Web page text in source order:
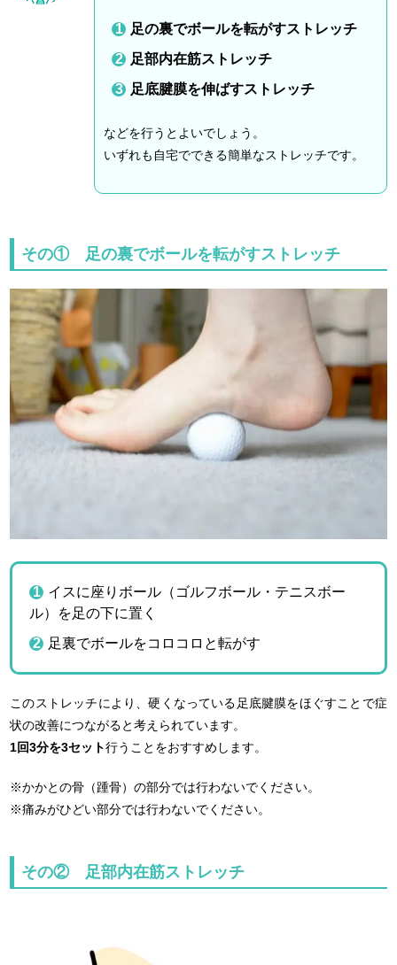
足の裏でボールを転がすストレッチ
足部内在筋ストレッチ
足底腱膜を伸ばすストレッチ
などを行うとよいでしょう。
いずれも自宅でできる簡単なストレッチです。
その① 足の裏でボールを転がすストレッチ
イスに座りボール（ゴルフボール・テニスボー
ル）を足の下に置く
足裏でボールをコロコロと転がす
このストレッチにより、硬くなっている足底腱膜をほぐすことで症
状の改善につながると考えられています。
1回3分を3セット行うことをおすすめします。
※かかとの骨（踵骨）の部分では行わないでください。
※痛みがひどい部分では行わないでください。
その② 足部内在筋ストレッチ